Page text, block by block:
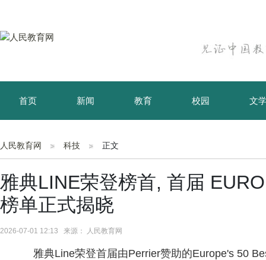
首页 新闻 教育 校园 文
育儿 资讯
人民教育网 科技 正文
雅典LINE荣登榜首, 首届
榜单正式揭晓
2026-07-01 12:13 来源： 人民教育网
雅典Line荣登首届由Perrier赞助的Europe's 50